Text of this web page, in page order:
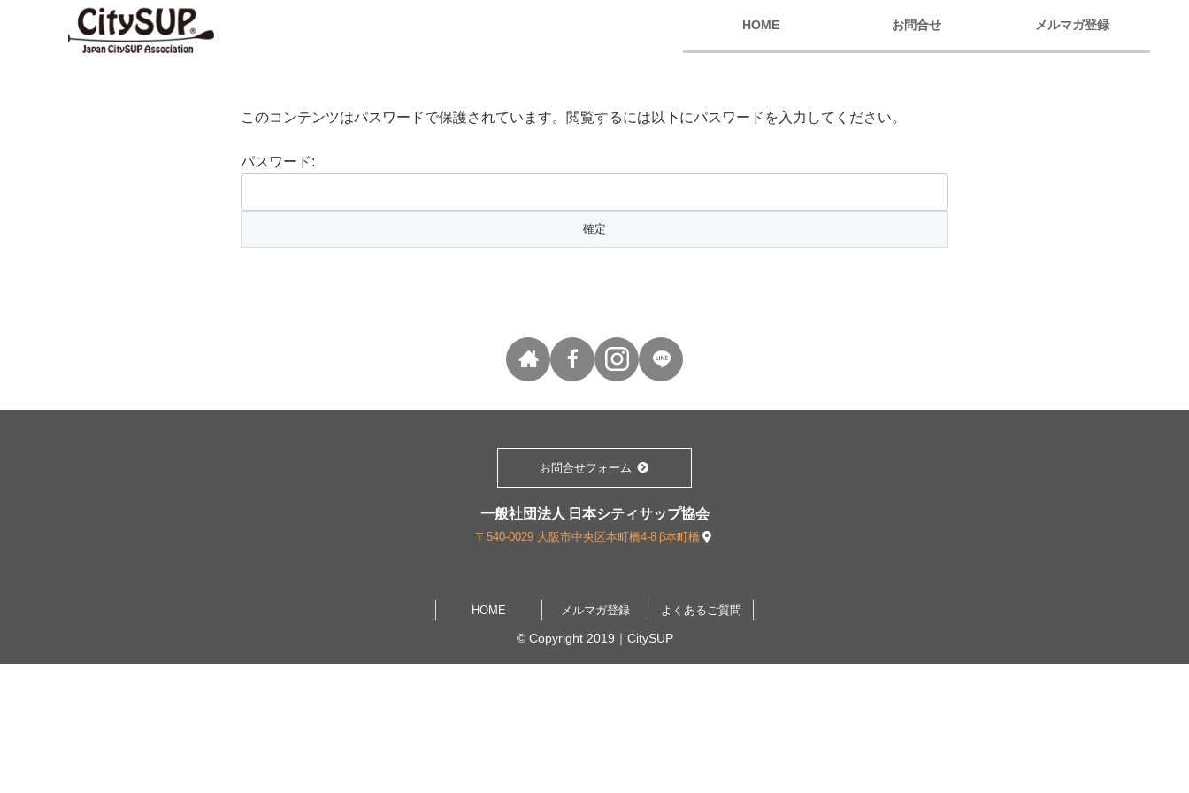
HOME お問合せ メルマガ登録
このコンテンツはパスワードで保護されています。閲覧するには以下にパスワードを入力してください。
パスワード:
お問合せフォーム
一般社団法人 日本シティサップ協会
〒540-0029 大阪市中央区本町橋4-8 β本町橋
HOME メルマガ登録 よくあるご質問
©︎ Copyright 2019｜CitySUP